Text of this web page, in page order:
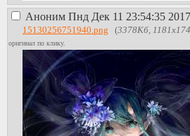
Аноним Пнд Дек 11 23:54:35 2017
15130256751940.png (3378Кб,
оригинал по клику.